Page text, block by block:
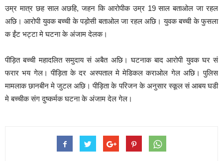
उम्र मात्र छह साल अछहि, जहन कि आरोपीक उम्र 19 साल बताओल जा रहल
अछि। आरोपी युवक बच्ची के पड़ोसी बताओल जा रहल अछि। युवक बच्ची के फुसला
क ईंट भट्टा मे घटना के अंजाम देलक।
पीड़ित बच्ची महादलित समुदाय सं अबैत अछि। घटनाक बाद आरोपी युवक घर सं
फरार भय गेल। पीड़िता के दर अस्पताल मे मेडिकल कराओल गेल अछि। पुलिस
मामलाक छानबीन मे जुटल अछि। पीड़िता के परिजन के अनुसार स्कूल सं आबय घडी
मे बच्चीक संग दुष्कर्मक घटना के अंजाम देल गेल।